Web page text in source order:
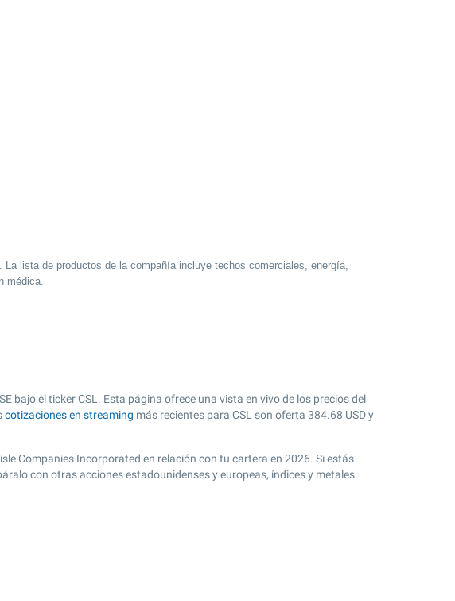
lista de productos de la compañía incluye techos comerciales, energía,
médica.
bajo el ticker CSL. Esta página ofrece una vista en vivo de los precios del
cotizaciones en streaming más recientes para CSL son oferta 384.68 USD y
Companies Incorporated en relación con tu cartera en 2026. Si estás
con otras acciones estadounidenses y europeas, índices y metales.